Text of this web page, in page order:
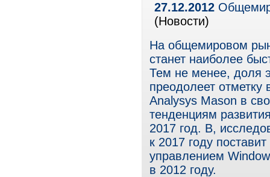
27.12.2012
(Новости)
На общемировом
станет наиболее
Тем не менее, доля
преодолеет
Analysys Mason в
тенденциям
2017 год. В,
к 2017 году
управлением
в 2012 году.